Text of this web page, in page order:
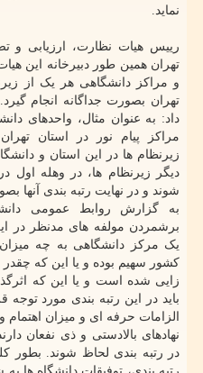
نماید.
رییس هیات نظارت، ارزیابی و
تهران همین طور دبیرخانه این
و مراکز دانشگاهی هر یک از
تهران بصورت جداگانه انجام
داد: به عنوان مثال، واحدهای
مراکز پیام نور در استان
زیرنظام ها در این استان و
دیگر زیرنظام ها، در وهله اول
شوند و در نهایت رتبه بندی آنها
به گزارش روابط عمومی
برشمردن مولفه های مدنظر در
یک مرکز دانشگاهی به چه
کشور سهیم بوده و یا این که
زایی شده است و یا این که
باید در این رتبه بندی مورد
الزامات حرفه ای و میزان
نهادهای بالادستی و ذی نفعان
در رتبه بندی لحاظ شوند. بطور